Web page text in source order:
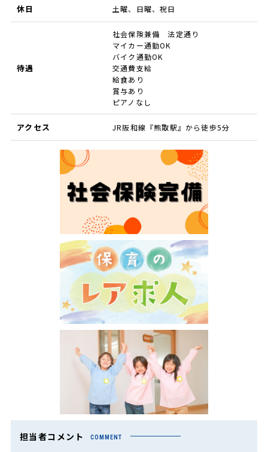
休日 土曜、日曜、祝日
待遇
社会保険兼備 法定通り
マイカー通勤OK
バイク通勤OK
交通費支給
給食あり
賞与あり
ピアノなし
アクセス JR阪和線『熊取駅』から徒歩5分
担当者コメント COMMENT